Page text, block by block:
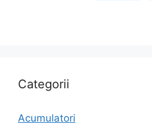
Categorii
Acumulatori